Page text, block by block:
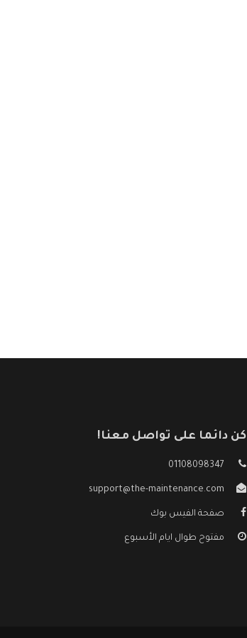
كن دائما على تواصل معنا!
01108098347
support@the-maintenance.com
صفحة الفيس بوك
مفتوح طوال ايام الأسبوع